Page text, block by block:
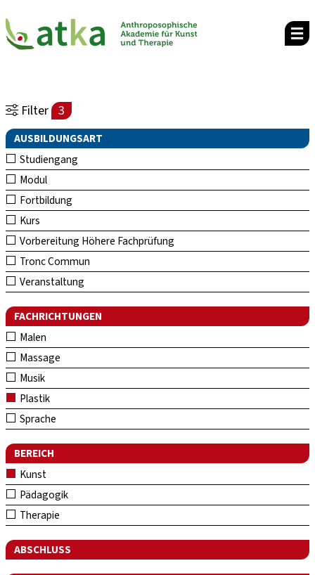
Filter 3
AUSBILDUNGSART
Studiengang
Modul
Fortbildung
Kurs
Vorbereitung Höhere Fachprüfung
Tronc Commun
Veranstaltung
FACHRICHTUNGEN
Malen
Massage
Musik
Plastik
Sprache
BEREICH
Kunst
Pädagogik
Therapie
ABSCHLUSS